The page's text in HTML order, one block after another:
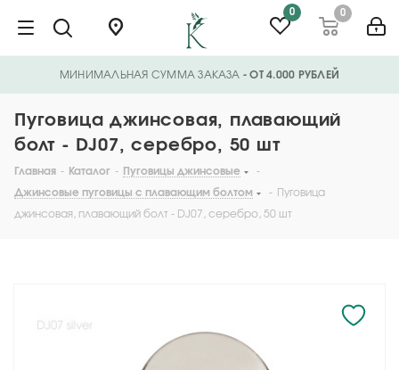
0 0
МИНИМАЛЬНАЯ СУММА ЗАКАЗА - ОТ 4.000 РУБЛЕЙ
Пуговица джинсовая, плавающий
болт - DJ07, серебро, 50 шт
Главная - Каталог - Пуговицы джинсовые
-
Джинсовые пуговицы с плавающим болтом
- Пуговица
джинсовая, плавающий болт - DJ07, серебро, 50 шт